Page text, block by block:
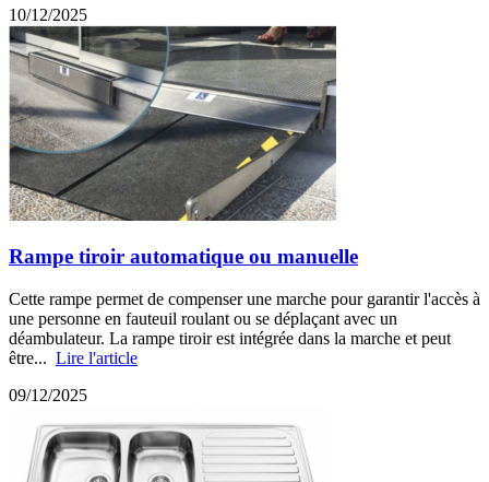
10/12/2025
Rampe tiroir automatique ou manuelle
Cette rampe permet de compenser une marche pour garantir l'accès à
une personne en fauteuil roulant ou se déplaçant avec un
déambulateur. La rampe tiroir est intégrée dans la marche et peut
être... Lire l'article
09/12/2025